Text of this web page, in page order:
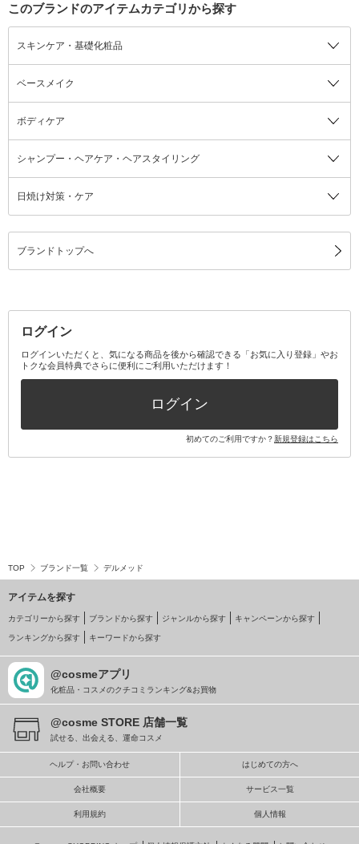
このブランドのアイテムカテゴリから探す
スキンケア・基礎化粧品
ベースメイク
ボディケア
シャンプー・ヘアケア・ヘアスタイリング
日焼け対策・ケア
ブランドトップへ
ログイン
ログインいただくと、気になる商品を後から確認できる「お気に入り登録」やお
トクな会員特典でさらに便利にご利用いただけます！
ログイン
初めてのご利用ですか？新規登録はこちら
TOP ブランド一覧 デルメッド
アイテムを探す
カテゴリーから探す ブランドから探す ジャンルから探す キャンペーンから探す
ランキングから探す キーワードから探す
@cosmeアプリ
化粧品・コスメのクチコミランキング&お買物
@cosme STORE 店舗一覧
試せる、出会える、運命コスメ
ヘルプ・お問い合わせ はじめての方へ
会社概要 サービス一覧
利用規約 個人情報